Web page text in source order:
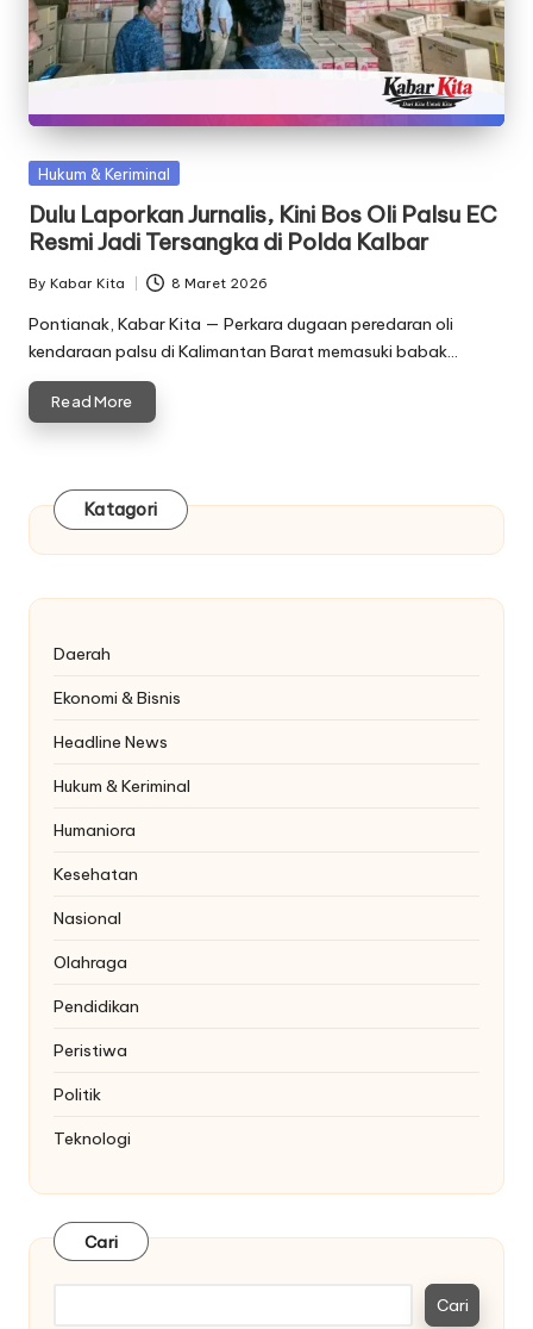
Posted
Hukum & Keriminal
Dulu Laporkan Jurnalis, Kini Bos Oli Palsu EC
Resmi Jadi Tersangka di Polda Kalbar
Posted
by
By Kabar Kita 8 Maret 2026
Pontianak, Kabar Kita — Perkara dugaan peredaran oli
kendaraan palsu di Kalimantan Barat memasuki babak…
Read More
Katagori
Daerah
Ekonomi & Bisnis
Headline News
Hukum & Keriminal
Humaniora
Kesehatan
Nasional
Olahraga
Pendidikan
Peristiwa
Politik
Teknologi
Cari
Cari